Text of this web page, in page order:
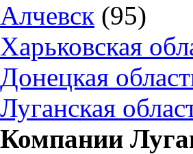
Алчевск (95)
Харьковская
Донецкая
Луганская
Компании